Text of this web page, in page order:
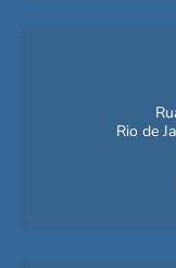
Rio de